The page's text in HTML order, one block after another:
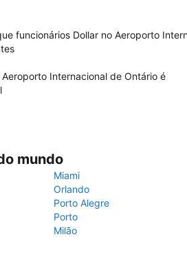
funcionários Dollar no Aeroporto
Internacional de Ontário é
mundo
Miami
Orlando
Porto Alegre
Porto
Milão